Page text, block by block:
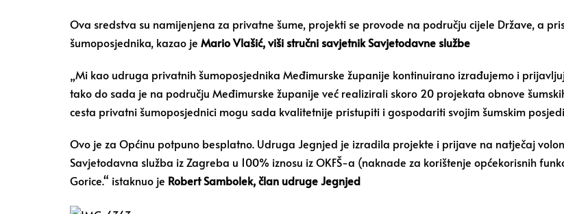
Ova sredstva su namijenjena za privatne šume, projekti se provode na području cijele Države, a
šumoposjednika, kazao je Mario Vlašić, viši stručni savjetnik Savjetodavne službe
„Mi kao udruga privatnih šumoposjednika Međimurske županije kontinuirano izrađujemo i
tako do sada je na području Međimurske županije već realizirali skoro 20 projekata obnove
cesta privatni šumoposjednici mogu sada kvalitetnije pristupiti i gospodariti svojim šumskim
Ovo je za Općinu potpuno besplatno. Udruga Jegnjed je izradila projekte i prijave na natječaj
Savjetodavna služba iz Zagreba u 100% iznosu iz OKFŠ-a (naknade za korištenje općekorisnih
Gorice.“ istaknuo je Robert Sambolek, član udruge Jegnjed